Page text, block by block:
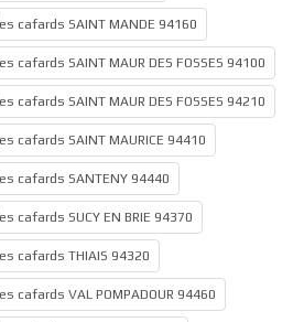
cafards SAINT MANDE 94160
cafards SAINT MAUR DES FOSSES 94100
cafards SAINT MAUR DES FOSSES 94210
cafards SAINT MAURICE 94410
cafards SANTENY 94440
cafards SUCY EN BRIE 94370
cafards THIAIS 94320
cafards VAL POMPADOUR 94460